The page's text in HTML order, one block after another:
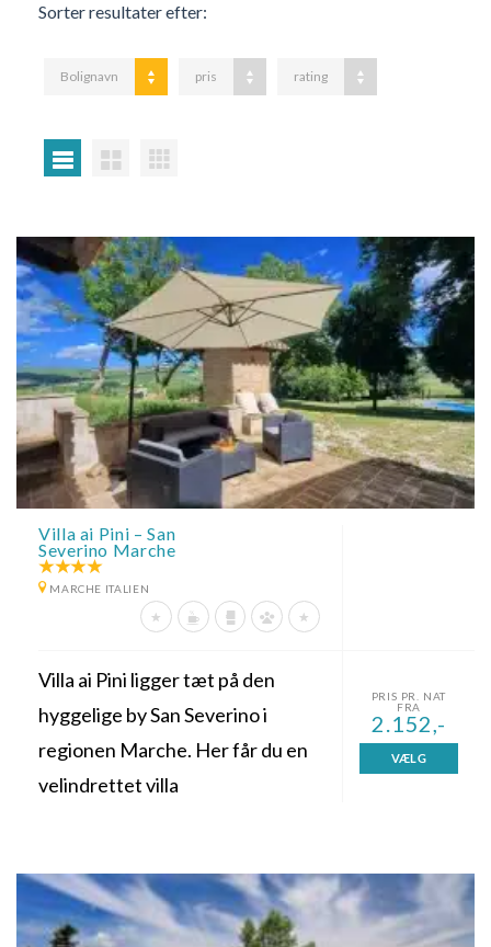
Sorter resultater efter:
Bolignavn pris rating
Villa ai Pini – San
Severino Marche
MARCHE ITALIEN
Villa ai Pini ligger tæt på den
hyggelige by San Severino i
regionen Marche. Her får du en
velindrettet villa
PRIS PR. NAT
FRA
2.152,-
VÆLG